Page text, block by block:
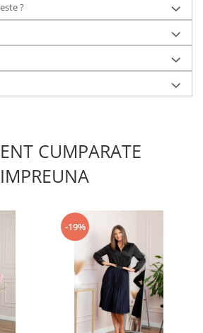
?
CUMPARATE
IMPREUNA
-19%